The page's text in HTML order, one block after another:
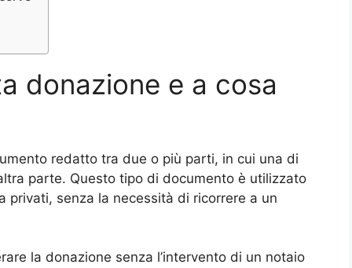
donazione e a cosa
redatto tra due o più parti, in cui una di
parte. Questo tipo di documento è utilizzato
senza la necessità di ricorrere a un
la donazione senza l’intervento di un notaio